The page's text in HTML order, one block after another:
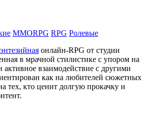
MMORPG RPG Ролевые
онлайн-RPG от студии
в мрачной стилистике с упором на
активное взаимодействие с другими
как на любителей сюжетных
тех, кто ценит долгую прокачку и